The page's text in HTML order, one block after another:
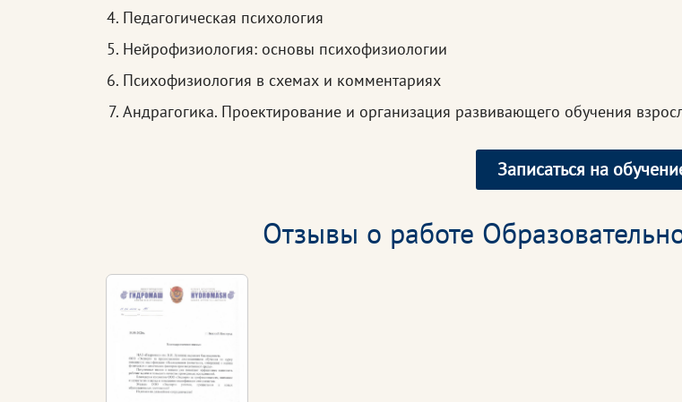
Педагогическая психология
Нейрофизиология: основы психофизиологии
Психофизиология в схемах и комментариях
Андрагогика. Проектирование и организация развивающего обучения
Записаться на
Отзывы о работе